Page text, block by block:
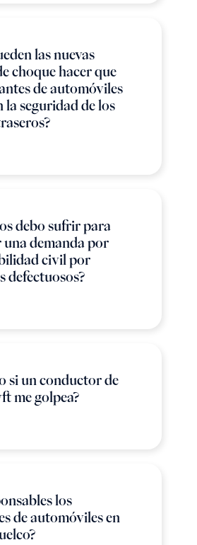
las nuevas
choque hacer que
de automóviles
la seguridad de los
debo sufrir para
una demanda por
civil por
defectuosos?
si un conductor de
me golpea?
los
de automóviles en